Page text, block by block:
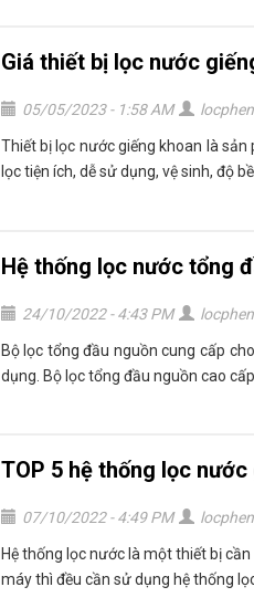
Giá thiết bị lọc nước
05/05/2023 - 1:58 AM
Thiết bị lọc nước giếng khoan là
lọc tiện ích, dễ sử dụng, vệ sinh, độ
Hệ thống lọc nước tổng
24/10/2022 - 4:43 PM
Bộ lọc tổng đầu nguồn cung cấp
dụng. Bộ lọc tổng đầu nguồn cao cấp
TOP 5 hệ thống lọc
07/10/2022 - 4:49 PM
Hệ thống lọc nước là một thiết bị
máy thì đều cần sử dụng hệ thống lọc